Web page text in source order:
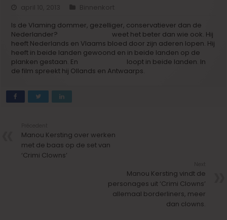
april 10, 2013
Binnenkort
Is de Vlaming dommer, gezelliger, conservatiever dan de
Nederlander?
weet het beter dan wie ook. Hij
heeft Nederlands en Vlaams bloed door zijn aderen lopen. Hij
heeft in beide landen gewoond en in beide landen op de
planken gestaan. En
loopt in beide landen. In
de film spreekt hij Ollands en Antwaarps.
Manou Kersting over werken
met de baas op de set van
‘Crimi Clowns’
Manou Kersting vindt de
personages uit ‘Crimi Clowns’
allemaal borderliners, meer
dan clowns.